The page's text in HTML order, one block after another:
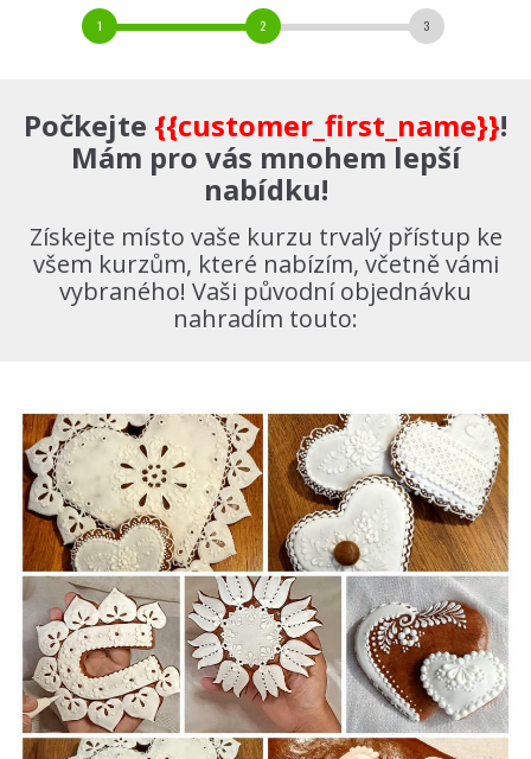
Počkejte {{customer_first_name}}!
Mám pro vás mnohem lepší
nabídku!
Získejte místo vaše kurzu trvalý přístup ke
všem kurzům, které nabízím, včetně vámi
vybraného! Vaši původní objednávku
nahradím touto: